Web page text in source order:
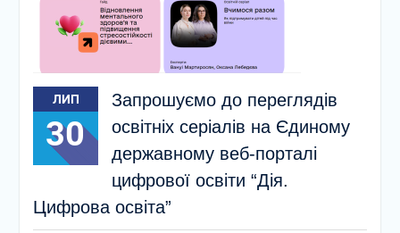
ЛИП
30
Запрошуємо до переглядів
освітніх серіалів на Єдиному
державному веб-порталі
цифрової освіти “Дія.
Цифрова освіта”